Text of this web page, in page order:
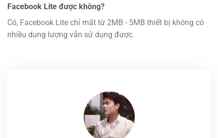
Facebook Lite được không?
Có, Facebook Lite chỉ mất từ 2MB - 5MB thiết bị không có
nhiều dung lượng vẫn sử dụng được.